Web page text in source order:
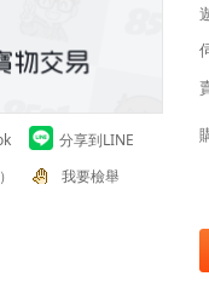
分享到LINE
我要檢舉